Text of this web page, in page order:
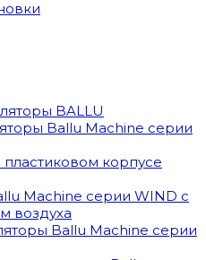
BALLU
Ballu Machine серии
корпусе
Machine серии WIND с
воздуха
Ballu Machine серии